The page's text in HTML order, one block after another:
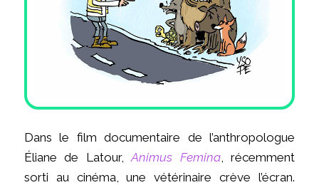
Dans le film documentaire de l’anthropologue
Éliane de Latour,Animus Femina, récemment
sorti au cinéma, une vétérinaire crève l’écran.